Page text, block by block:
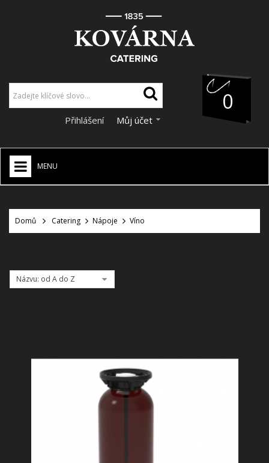
0
Přihlášení Můj účet
MENU
CATERING
SLUŽBY
Domů Catering Nápoje Víno
Názvu: od A do Z